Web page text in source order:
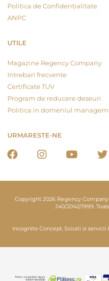
Politica de Confidențialitate
ANPC
UTILE
Magazine Regency Company
Intrebari frecvente
Certificate TUV
Program de reducere deseuri
Politica in domeniul
URMARESTE-NE
Copyright 2026 Regency Company
J40/2042/1999.
Incognito Concept. Solutii si servicii